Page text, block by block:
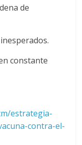
de
constante
estrategia-
contra-el-